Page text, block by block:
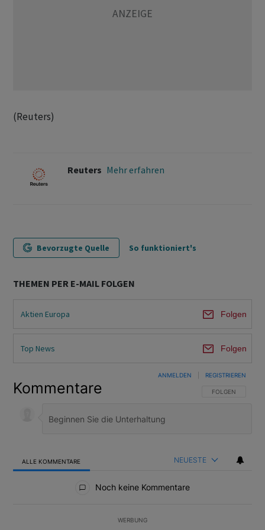
(Reuters)
Reuters Mehr erfahren
Bevorzugte Quelle So funktioniert's
THEMEN PER E-MAIL FOLGEN
Aktien Europa Folgen
Top News Folgen
Kommentare FOLGE DIESER
FOLGEN
ANMELDEN REGISTRIEREN
ALLE KOMMENTARE NEUESTE
Noch keine Kommentare
WERBUNG